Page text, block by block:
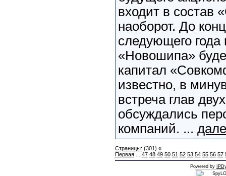
входит в состав
наоборот. До
следующего года
«Новошипа»
капитал
известно, в
встреча глав
обсуждались
компаний. ...
Страницы: (301) «
Первая... 47 48 49 50 51 52 53 54 55 56 57
Powered by